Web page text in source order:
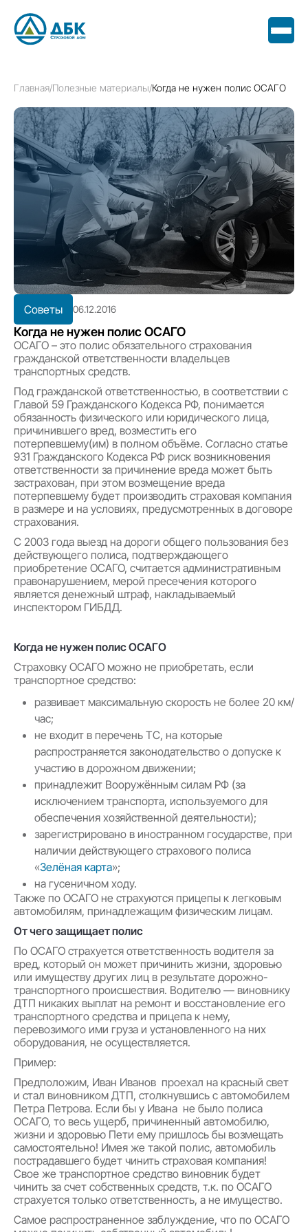
Главная/Полезные материалы/Когда не нужен полис ОСАГО
Советы 06.12.2016
Когда не нужен полис ОСАГО
ОСАГО – это полис обязательного страхования
гражданской ответственности владельцев
транспортных средств.
Под гражданской ответственностью, в соответствии с
Главой 59 Гражданского Кодекса РФ, понимается
обязанность физического или юридического лица,
причинившего вред, возместить его
потерпевшему(им) в полном объёме. Согласно статье
931 Гражданского Кодекса РФ риск возникновения
ответственности за причинение вреда может быть
застрахован, при этом возмещение вреда
потерпевшему будет производить страховая компания
в размере и на условиях, предусмотренных в договоре
страхования.
С 2003 года выезд на дороги общего пользования без
действующего полиса, подтверждающего
приобретение ОСАГО, считается административным
правонарушением, мерой пресечения которого
является денежный штраф, накладываемый
инспектором ГИБДД.
Когда не нужен полис ОСАГО
Страховку ОСАГО можно не приобретать, если
транспортное средство:
развивает максимальную скорость не более 20 км/
час;
не входит в перечень ТС, на которые
распространяется законодательство о допуске к
участию в дорожном движении;
принадлежит Вооружённым силам РФ (за
исключением транспорта, используемого для
обеспечения хозяйственной деятельности);
зарегистрировано в иностранном государстве, при
наличии действующего страхового полиса
«Зелёная карта»;
на гусеничном ходу.
Также по ОСАГО не страхуются прицепы к легковым
автомобилям, принадлежащим физическим лицам.
От чего защищает полис
По ОСАГО страхуется ответственность водителя за
вред, который он может причинить жизни, здоровью
или имуществу других лиц в результате дорожно-
транспортного происшествия. Водителю — виновнику
ДТП никаких выплат на ремонт и восстановление его
транспортного средства и прицепа к нему,
перевозимого ими груза и установленного на них
оборудования, не осуществляется.
Пример:
Предположим, Иван Иванов проехал на красный свет
и стал виновником ДТП, столкнувшись с автомобилем
Петра Петрова. Если бы у Ивана не было полиса
ОСАГО, то весь ущерб, причиненный автомобилю,
жизни и здоровью Пети ему пришлось бы возмещать
самостоятельно! Имея же такой полис, автомобиль
пострадавшего будет чинить страховая компания!
Свое же транспортное средство виновник будет
чинить за счет собственных средств, т.к. по ОСАГО
страхуется только ответственность, а не имущество.
Самое распространенное заблуждение, что по ОСАГО